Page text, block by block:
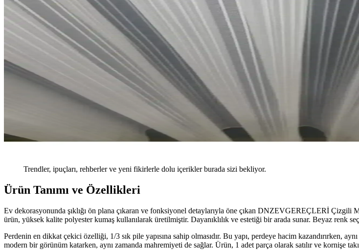
Trendler, ipuçları, rehberler ve yeni fikirlerle dolu içerikler burada sizi bekliyor.
Ürün Tanımı ve Özellikleri
Ev dekorasyonunda şıklığı ön plana çıkaran ve fonksiyonel detaylarıyla öne çıkan DNZEVGEREÇLERİ Çizgili
ürün, yüksek kalite polyester kumaş kullanılarak üretilmiştir. Dayanıklılık ve estetiği bir arada sunar. Beyaz renk
Perdenin en dikkat çekici özelliği, 1/3 sık pile yapısına sahip olmasıdır. Bu yapı, perdeye hacim kazandırırken,
modern bir görünüm katarken, aynı zamanda mahremiyeti de sağlar. Ürün, 1 adet parça olarak satılır ve kornişe